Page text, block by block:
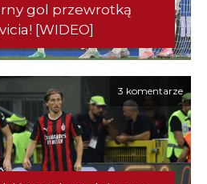
gol przewrotką
[WIDEO]
3 komentarze